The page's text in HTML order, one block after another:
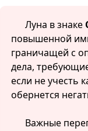
Луна в знаке
повышенной
граничащей с
дела,
если не учесть
обернется
Важные